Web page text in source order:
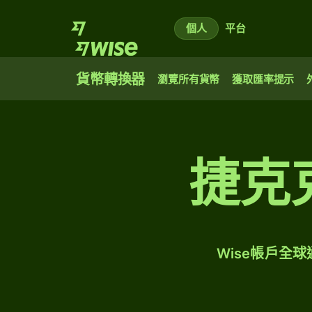
個人 平台
貨幣轉換器 瀏覽所有貨幣 獲取匯率提示
捷克
Wise帳戶全球